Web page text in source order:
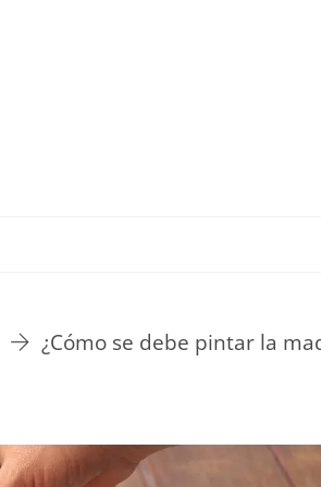
¿Cómo se debe pintar la